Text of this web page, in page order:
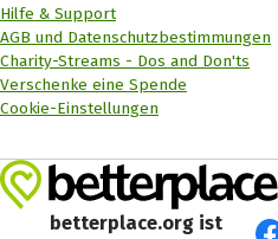
Hilfe & Support
AGB und Datenschutzbestimmungen
Charity-Streams - Dos and Don'ts
Verschenke eine Spende
Cookie-Einstellungen
betterplace.org ist